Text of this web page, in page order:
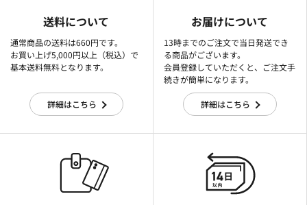
送料について
通常商品の送料は660円です。
お買い上げ5,000円以上（税込）で
基本送料無料となります。
詳細はこちら
お届けについて
13時までのご注文で当日発送でき
る商品がございます。
会員登録していただくと、ご注文手
続きが簡単になります。
詳細はこちら